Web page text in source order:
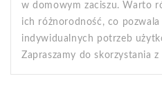
w domowym zaciszu. Warto
ich różnorodność, co
indywidualnych potrzeb
Zapraszamy do skorzystania